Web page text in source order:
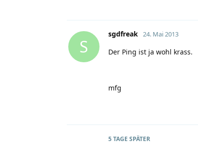
S
sgdfreak 24. Mai 2013
Der Ping ist ja wohl krass.
mfg
5 TAGE SPÄTER